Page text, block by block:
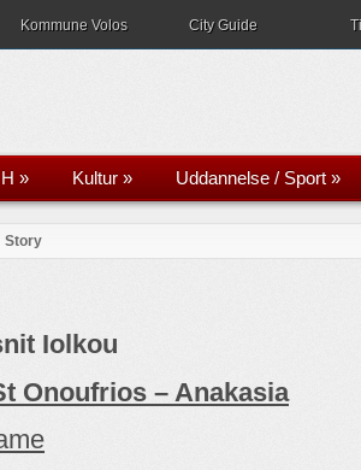
Kommune Volos City Guide
» Kultur » Uddannelse / Sport »
Story
Iolkou
Onoufrios – Anakasia